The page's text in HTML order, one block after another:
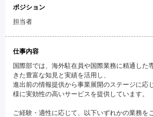
ポジション
担当者
仕事内容
国際部では、海外駐在員や国際業務に精通した
きた豊富な知見と実績を活用し、
進出前の情報提供から事業展開のステージに応
様に実効性の高いサービスを提供しています。
ご経験・適性に応じて、以下いずれかの業務を